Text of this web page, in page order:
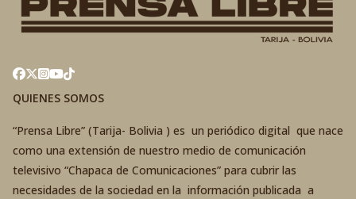
QUIENES SOMOS
“Prensa Libre” (Tarija- Bolivia ) es un periódico digital que nace
como una extensión de nuestro medio de comunicación
televisivo “Chapaca de Comunicaciones” para cubrir las
necesidades de la sociedad en la información publicada a